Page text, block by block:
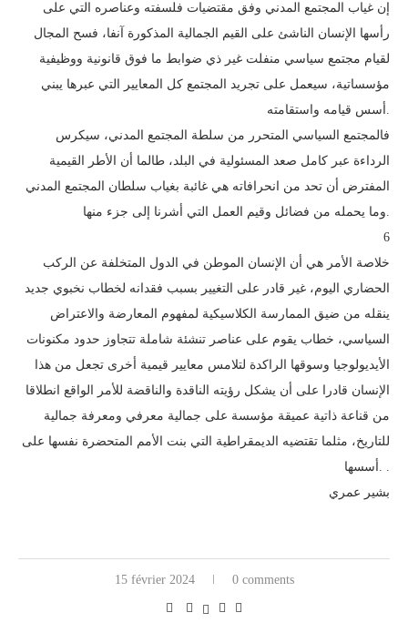
إن غياب المجتمع المدني وفق مقتضيات فلسفته وعناصره التي على
رأسها الإنسان الناشئ على القيم الجمالية المذكورة آنفا، فسح المجال
لقيام مجتمع سياسي منفلت غير ذي ضوابط ما فوق قانونية ووظيفية
مؤسساتية، سيعمل على تجريد المجتمع كل المعايير التي عبرها يبني
أسس قيامه واستقامته.
فالمجتمع السياسي المتحرر من سلطة المجتمع المدني، سيكرس
الرداءة عبر كامل صعد المسئولية في البلد، طالما أن الأطر القيمية
المفترض أن تحد من انحرافاته هي غائبة بغياب سلطان المجتمع المدني
وما يحمله من فضائل وقيم العمل التي أشرنا إلى جزء منها.
6
خلاصة الأمر هي أن الإنسان الموطن في الدول المتخلفة عن الركب
الحضاري اليوم، غير قادر على التغيير بسبب فقدانه لخطاب نخبوي جديد
ينقله من ضيق الممارسة الكلاسيكية لمفهوم المعارضة والاعتراض
السياسي، خطاب يقوم على عناصر تنشئة شاملة تتجاوز حدود مكنونات
الأيديولوجيا وسوقها الراكدة لتلامس معايير قيمية أخرى تجعل من هذا
الإنسان قادرا على أن يشكل رؤيته الناقدة والناقضة للأمر الواقع انطلاقا
من قناعة ذاتية عميقة مؤسسة على جمالية معرفي ومعرفة جمالية
للتاريخ، مثلما تقتضيه الديمقراطية التي بنت الأمم المتحضرة نفسها على
أسسها. .
بشير عمري
15 février 2024 0 comments